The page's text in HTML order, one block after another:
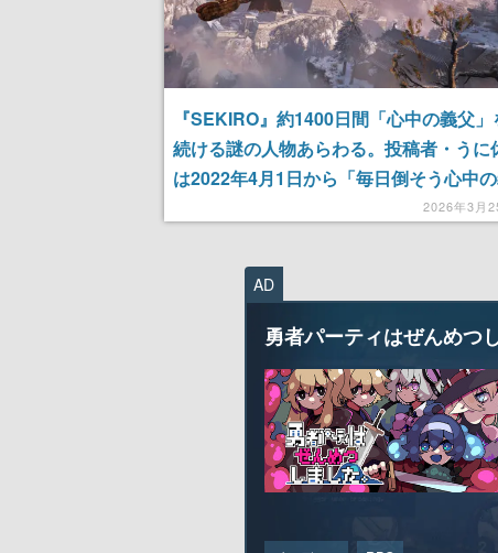
『SEKIRO』約1400日間「心中の義父」
続ける謎の人物あらわる。投稿者・うに
は2022年4月1日から「毎日倒そう心中
父」としてほぼ毎日投稿を続け、現在約
2026年3月
AD
勇者パーティはぜんめつ